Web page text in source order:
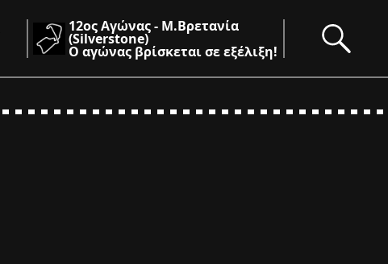
12ος Αγώνας - Μ.Βρετανία
(Silverstone)
Ο αγώνας βρίσκεται σε εξέλιξη!